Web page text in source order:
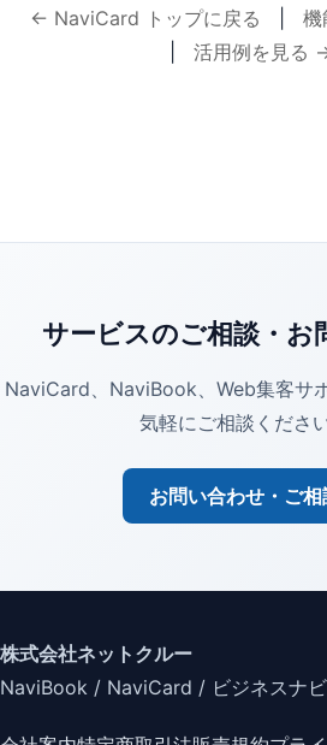
← NaviCard トップに戻る
活用例を見る
サービスのご相談・お
NaviCard、NaviBook、Web集客サ
気軽にご相談ください
お問い合わせ・ご相
株式会社ネットクルー
NaviBook / NaviCard / ビジネスナビ